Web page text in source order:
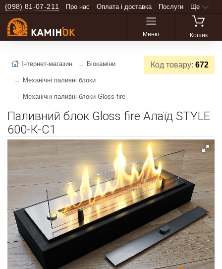
(098) 81-07-211 Про нас Оплата і доставка Послуги Ще
Меню Кошик
Код товару: 672
Інтернет-магазин Біокаміни
Механічні паливні блоки
Механічні паливні блоки Gloss fire
Паливний блок Gloss fire Алаїд STYLE
600-К-С1